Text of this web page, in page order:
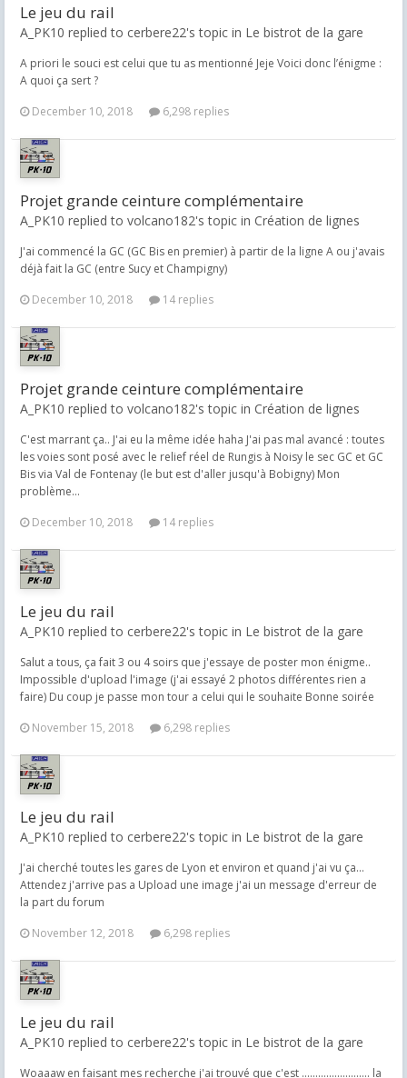
Le jeu du rail
A_PK10 replied to cerbere22's topic in Le bistrot de la gare
A priori le souci est celui que tu as mentionné Jeje Voici donc l’énigme :
A quoi ça sert ?
December 10, 2018
6,298 replies
Projet grande ceinture complémentaire
A_PK10 replied to volcano182's topic in Création de lignes
J'ai commencé la GC (GC Bis en premier) à partir de la ligne A ou j'avais
déjà fait la GC (entre Sucy et Champigny)
December 10, 2018
14 replies
Projet grande ceinture complémentaire
A_PK10 replied to volcano182's topic in Création de lignes
C'est marrant ça.. J'ai eu la même idée haha J'ai pas mal avancé : toutes
les voies sont posé avec le relief réel de Rungis à Noisy le sec GC et GC
Bis via Val de Fontenay (le but est d'aller jusqu'à Bobigny) Mon
problème...
December 10, 2018
14 replies
Le jeu du rail
A_PK10 replied to cerbere22's topic in Le bistrot de la gare
Salut a tous, ça fait 3 ou 4 soirs que j'essaye de poster mon énigme..
Impossible d'upload l'image (j'ai essayé 2 photos différentes rien a
faire) Du coup je passe mon tour a celui qui le souhaite Bonne soirée
November 15, 2018
6,298 replies
Le jeu du rail
A_PK10 replied to cerbere22's topic in Le bistrot de la gare
J'ai cherché toutes les gares de Lyon et environ et quand j'ai vu ça...
Attendez j'arrive pas a Upload une image j'ai un message d'erreur de
la part du forum
November 12, 2018
6,298 replies
Le jeu du rail
A_PK10 replied to cerbere22's topic in Le bistrot de la gare
Woaaaw en faisant mes recherche j'ai trouvé que c'est ......................... la